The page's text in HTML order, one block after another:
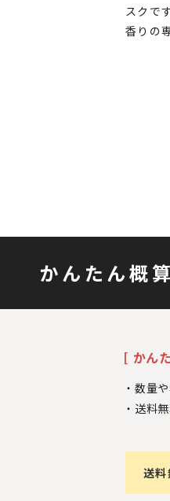
スクです
香りの
かんたん概
[ かん
数量
送料
送